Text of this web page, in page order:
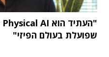
שפועלת בעולם הפיזי"